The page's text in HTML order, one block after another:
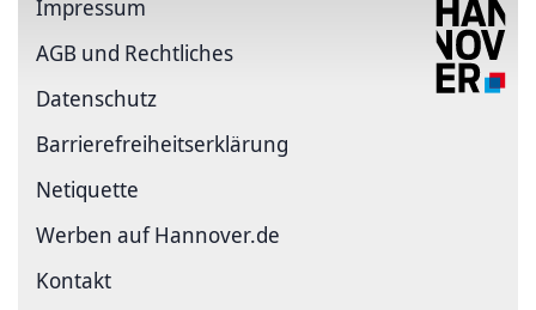
Impressum
AGB und Rechtliches
Datenschutz
Barriere­freiheits­erklärung
Netiquette
Werben auf Hannover.de
Kontakt